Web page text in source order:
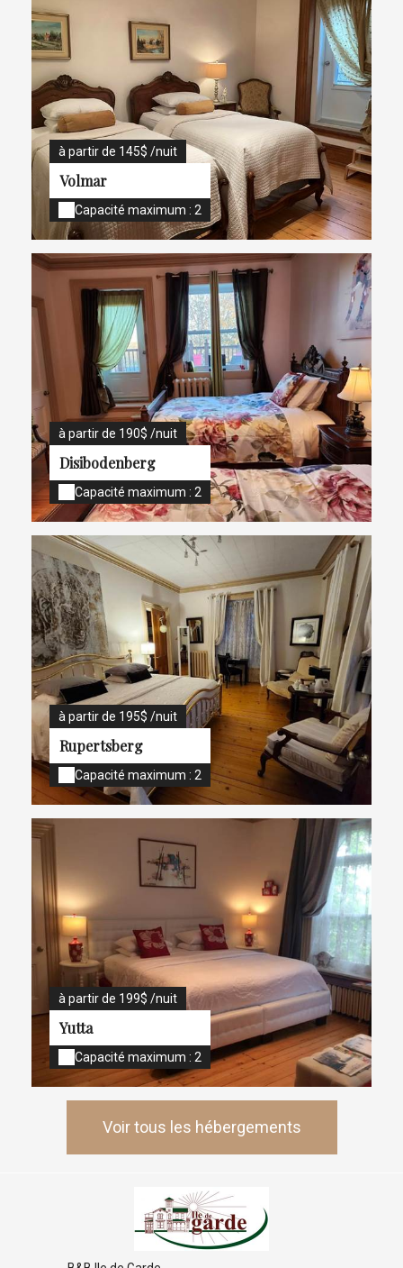
à partir de 145$ /nuit
Volmar
Capacité maximum : 2
à partir de 190$ /nuit
Disibodenberg
Capacité maximum : 2
à partir de 195$ /nuit
Rupertsberg
Capacité maximum : 2
à partir de 199$ /nuit
Yutta
Capacité maximum : 2
Voir tous les hébergements